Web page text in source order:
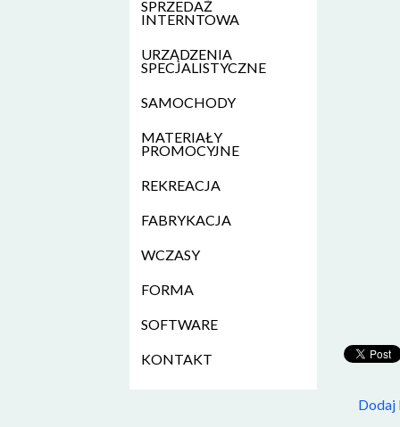
SPRZEDAŻ
INTERNTOWA
URZĄDZENIA
SPECJALISTYCZNE
SAMOCHODY
MATERIAŁY
PROMOCYJNE
REKREACJA
FABRYKACJA
WCZASY
FORMA
SOFTWARE
KONTAKT
Dodaj